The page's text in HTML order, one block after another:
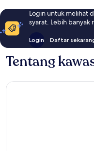
Login untuk melihat
syarat. Lebih
Login Daftar
Tentang